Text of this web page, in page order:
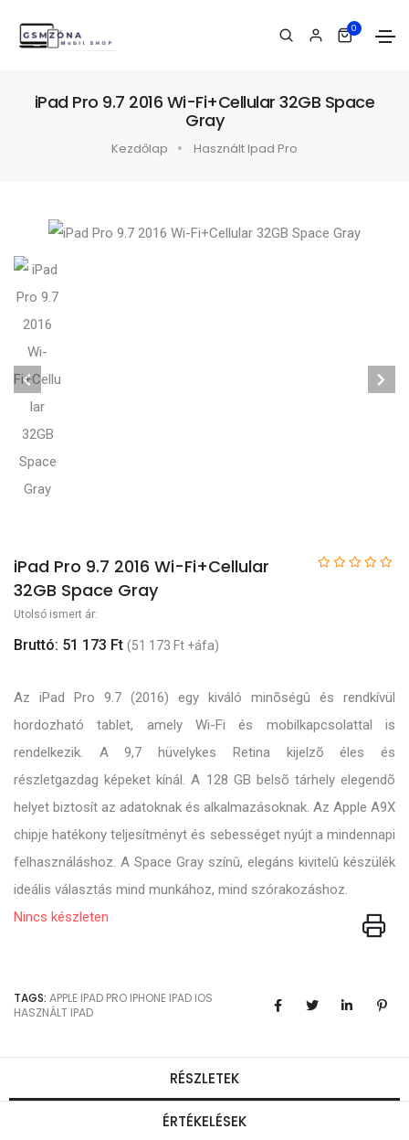
0
iPad Pro 9.7 2016 Wi-Fi+Cellular 32GB Space
Gray
Kezdőlap Használt Ipad Pro
iPad Pro 9.7 2016 Wi-Fi+Cellular
32GB Space Gray
Utolsó ismert ár:
Bruttó: 51 173 Ft (51 173 Ft +áfa)
Az iPad Pro 9.7 (2016) egy kiváló minõségû és rendkívül
hordozható tablet, amely Wi-Fi és mobilkapcsolattal is
rendelkezik. A 9,7 hüvelykes Retina kijelzõ éles és
részletgazdag képeket kínál. A 128 GB belsõ tárhely elegendõ
helyet biztosít az adatoknak és alkalmazásoknak. Az Apple A9X
chipje hatékony teljesítményt és sebességet nyújt a mindennapi
felhasználáshoz. A Space Gray színû, elegáns kivitelû készülék
ideális választás mind munkához, mind szórakozáshoz.
Nincs készleten
TAGS: APPLE IPAD PRO IPHONE IPAD IOS
HASZNÁLT IPAD
RÉSZLETEK
ÉRTÉKELÉSEK